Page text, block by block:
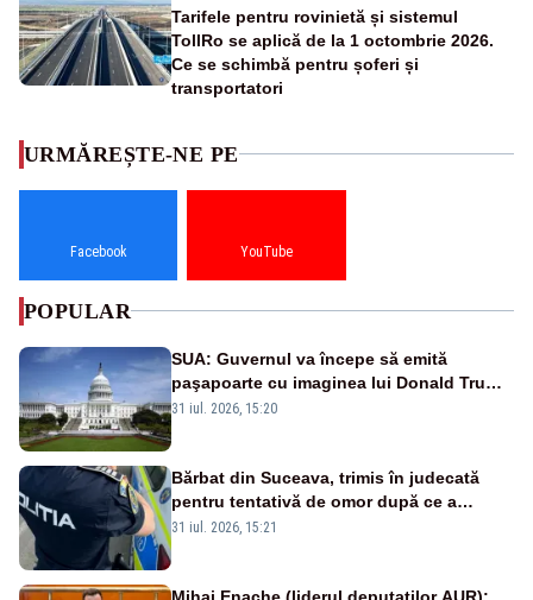
Tarifele pentru rovinietă și sistemul
TollRo se aplică de la 1 octombrie 2026.
Ce se schimbă pentru șoferi și
transportatori
URMĂREȘTE-NE PE
Facebook YouTube
POPULAR
SUA: Guvernul va începe să emită
paşapoarte cu imaginea lui Donald Trump
începând cu 8 august
31 iul. 2026, 15:20
Bărbat din Suceava, trimis în judecată
pentru tentativă de omor după ce a
înjunghiat un tânăr în urma unui conflict
31 iul. 2026, 15:21
Mihai Enache (liderul deputaților AUR):